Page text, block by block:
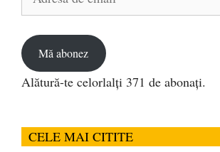
Mă abonez
Alătură-te celorlalți 371 de abonați.
CELE MAI CITITE